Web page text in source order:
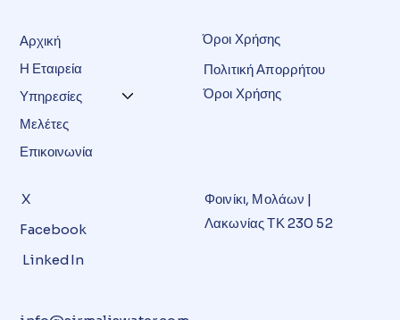
Αρχική
Η Εταιρεία
Υπηρεσίες
Μελέτες
Επικοινωνία
​Όροι Χρήσης
Πολιτική Απορρήτου
Όροι Χρήσης
Facebook
LinkedIn
X
Φοινίκι, Μολάων |
Λακωνίας ΤΚ 230 52